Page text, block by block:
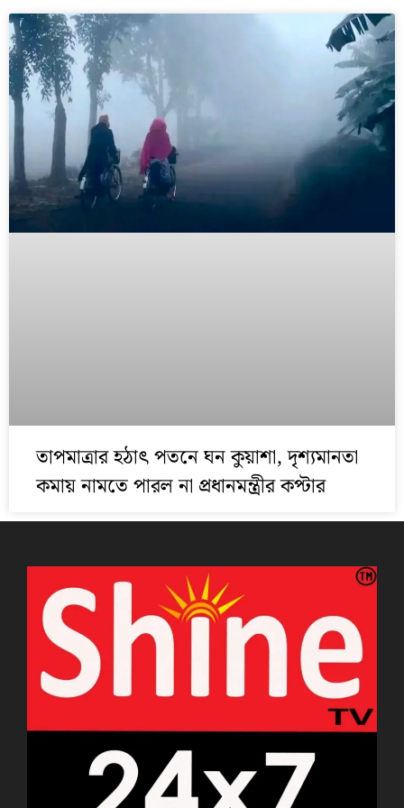
তাপমাত্রার হঠাৎ পতনে ঘন কুয়াশা, দৃশ্যমানতা
কমায় নামতে পারল না প্রধানমন্ত্রীর কপ্টার